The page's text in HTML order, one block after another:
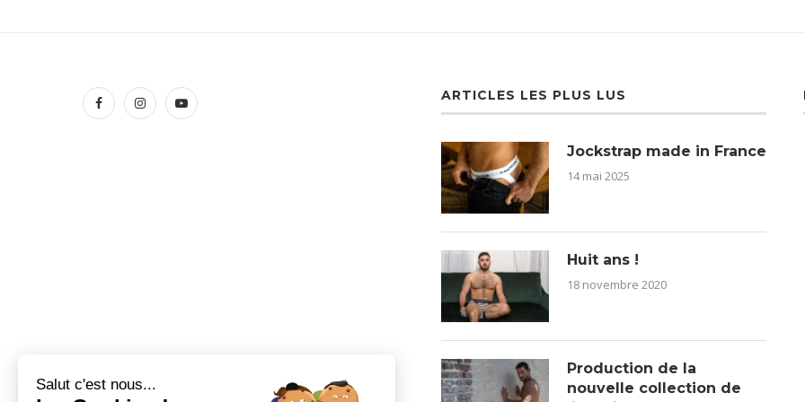
ARTICLES LES PLUS LUS
Jockstrap made in France
14 mai 2025
Huit ans !
18 novembre 2020
Production de la
nouvelle collection de
Salut c'est nous...